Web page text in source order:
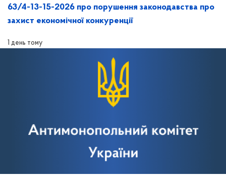
63/4-13-15-2026 про порушення законодавства про
захист економічної конкуренції
1 день тому